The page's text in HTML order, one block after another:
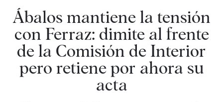
Ábalos mantiene la tensión
con Ferraz: dimite al frente
de la Comisión de Interior
pero retiene por ahora su
acta